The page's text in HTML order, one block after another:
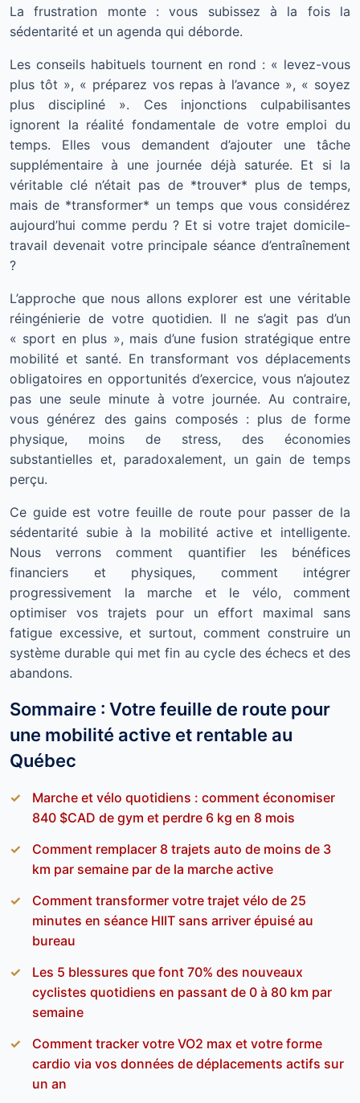
La frustration monte : vous subissez à la fois la
sédentarité et un agenda qui déborde.
Les conseils habituels tournent en rond : « levez-vous
plus tôt », « préparez vos repas à l’avance », « soyez
plus discipliné ». Ces injonctions culpabilisantes
ignorent la réalité fondamentale de votre emploi du
temps. Elles vous demandent d’ajouter une tâche
supplémentaire à une journée déjà saturée. Et si la
véritable clé n’était pas de *trouver* plus de temps,
mais de *transformer* un temps que vous considérez
aujourd’hui comme perdu ? Et si votre trajet domicile-
travail devenait votre principale séance d’entraînement
?
L’approche que nous allons explorer est une véritable
réingénierie de votre quotidien. Il ne s’agit pas d’un
« sport en plus », mais d’une fusion stratégique entre
mobilité et santé. En transformant vos déplacements
obligatoires en opportunités d’exercice, vous n’ajoutez
pas une seule minute à votre journée. Au contraire,
vous générez des gains composés : plus de forme
physique, moins de stress, des économies
substantielles et, paradoxalement, un gain de temps
perçu.
Ce guide est votre feuille de route pour passer de la
sédentarité subie à la mobilité active et intelligente.
Nous verrons comment quantifier les bénéfices
financiers et physiques, comment intégrer
progressivement la marche et le vélo, comment
optimiser vos trajets pour un effort maximal sans
fatigue excessive, et surtout, comment construire un
système durable qui met fin au cycle des échecs et des
abandons.
Sommaire : Votre feuille de route pour
une mobilité active et rentable au
Québec
Marche et vélo quotidiens : comment économiser
840 $CAD de gym et perdre 6 kg en 8 mois
Comment remplacer 8 trajets auto de moins de 3
km par semaine par de la marche active
Comment transformer votre trajet vélo de 25
minutes en séance HIIT sans arriver épuisé au
bureau
Les 5 blessures que font 70% des nouveaux
cyclistes quotidiens en passant de 0 à 80 km par
semaine
Comment tracker votre VO2 max et votre forme
cardio via vos données de déplacements actifs sur
un an